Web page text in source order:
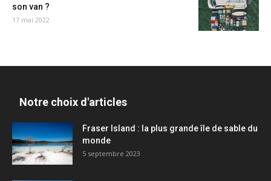
son van ?
17 mai 2022
Notre choix d'articles
Fraser Island : la plus grande île de sable du
monde
5 septembre 2023